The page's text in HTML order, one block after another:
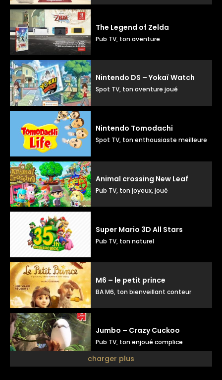
The Legend of Zelda
Pub TV, ton aventure
Nintendo DS – Yokaï Watch
Spot TV, ton aventure joué
Nintendo Tomodachi
Spot TV, ton enthousiaste meilleure
Animal crossing New Leaf
Pub TV, ton joyeux, joué
Super Mario 3D All Stars
Pub TV, ton naturel
M6 – le petit prince
BA M6, ton bienveillant conteur
Jumbo – Crazy Cuckoo
Pub TV, ton enjoué complice
charger plus